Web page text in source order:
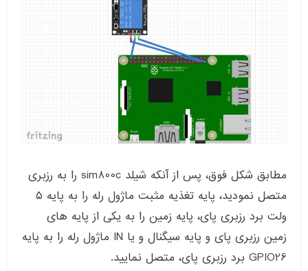
مطابق شکل فوق، پس از آنکه شیلد sim800c را به رزبری
متصل نمودید، پایه تغذیه مثبت ماژول رله را به پایه ۵
ولت برد رزبری پای، پایه زمین را به یکی از پایه های
زمین رزبری پای و پایه سیگنال و یا IN ماژول رله را به پایه
GPIO26 برد رزبری پای، متصل نمایید.